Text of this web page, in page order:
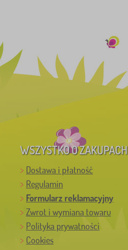
WSZYSTKO O ZAKUPACH
Dostawa i płatność
Regulamin
Formularz reklamacyjny
Zwrot i wymiana towaru
Polityka prywatności
Cookies